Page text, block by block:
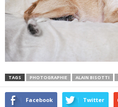
TAGS PHOTOGRAPHIE ALAIN BISOTTI
Facebook Twitter